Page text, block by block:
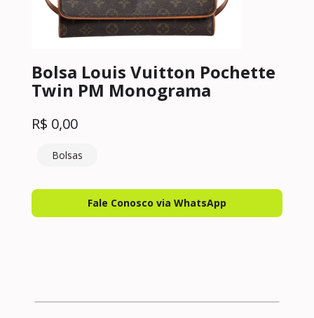
Bolsa Louis Vuitton Pochette
Twin PM Monograma
R$ 0,00
Bolsas
Fale Conosco via WhatsApp